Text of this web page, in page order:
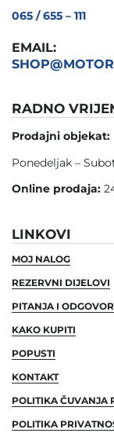
065 / 655 – 111
EMAIL:
RADNO
Prodajni objekat:
Ponedeljak –
Online prodaja:
LINKOVI
MOJ NALOG
REZERVNI DIJELOVI
PITANJA I
KAKO KUPITI
POPUSTI
KONTAKT
POLITIKA ČUVANJA
POLITIKA